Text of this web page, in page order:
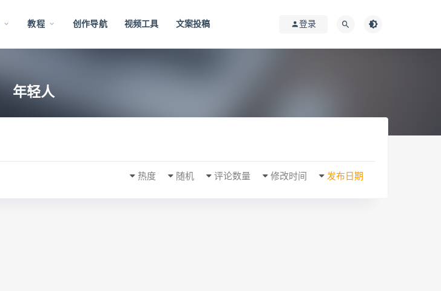
教程 创作导航 视频工具 文案投稿 登录
年轻人
发布日期
修改时间
评论数量
随机
热度